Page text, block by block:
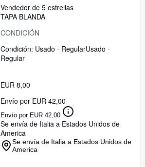
Vendedor de 5 estrellas
TAPA BLANDA
CONDICIÓN
Condición: Usado - RegularUsado -
Regular
EUR 8,00
Envío por EUR 42,00
Envío por EUR 42,00
Se envía de Italia a Estados Unidos de
America
Se envía de Italia a Estados Unidos de
America